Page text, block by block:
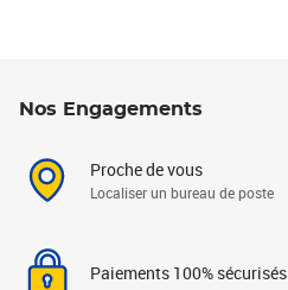
Nos Engagements
Proche de vous
Localiser un bureau de poste
Paiements 100% sécurisés